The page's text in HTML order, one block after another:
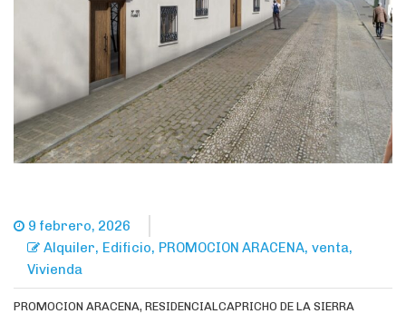
9 febrero, 2026
Alquiler, Edificio, PROMOCION ARACENA, venta,
Vivienda
PROMOCION ARACENA, RESIDENCIALCAPRICHO DE LA SIERRA